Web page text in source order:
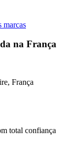
marcas
na França
França
total confiança